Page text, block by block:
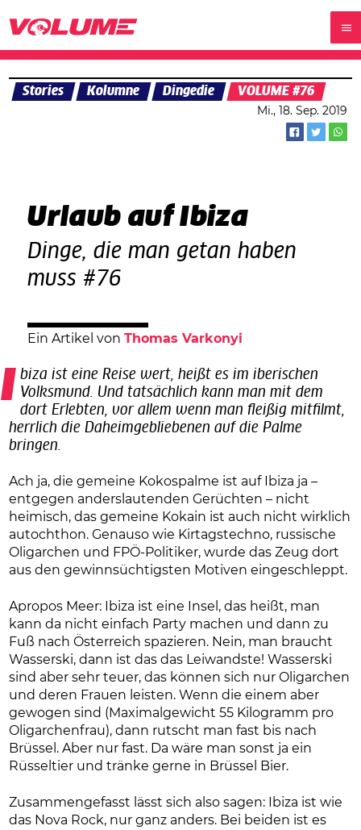
Stories Kolumne Dingedie VOLUME #76
Mi., 18. Sep. 2019
Urlaub auf Ibiza
Dinge, die man getan haben
muss #76
Ein Artikel von Thomas Varkonyi
Ibiza ist eine Reise wert, heißt es im iberischen Volksmund. Und tatsächlich kann man mit dem
dort Erlebten, vor allem wenn man fleißig mitfilmt,
herrlich die Daheimgebliebenen auf die Palme
bringen.
Ach ja, die gemeine Kokospalme ist auf Ibiza ja –
entgegen anderslautenden Gerüchten – nicht
heimisch, das gemeine Kokain ist auch nicht wirklich
autochthon. Genauso wie Kirtagstechno, russische
Oligarchen und FPÖ-Politiker, wurde das Zeug dort
aus den gewinnsüchtigsten Motiven eingeschleppt.
Apropos Meer: Ibiza ist eine Insel, das heißt, man
kann da nicht einfach Party machen und dann zu
Fuß nach Österreich spazieren. Nein, man braucht
Wasserski, dann ist das das Leiwandste! Wasserski
sind aber sehr teuer, das können sich nur Oligarchen
und deren Frauen leisten. Wenn die einem aber
gewogen sind (Maximalgewicht 55 Kilogramm pro
Oligarchenfrau), dann rutscht man fast bis nach
Brüssel. Aber nur fast. Da wäre man sonst ja ein
Rüsseltier und tränke gerne in Brüssel Bier.
Zusammengefasst lässt sich also sagen: Ibiza ist wie
das Nova Rock, nur ganz anders. Bei beiden ist es